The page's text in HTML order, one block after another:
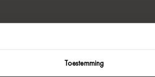
Toestemming